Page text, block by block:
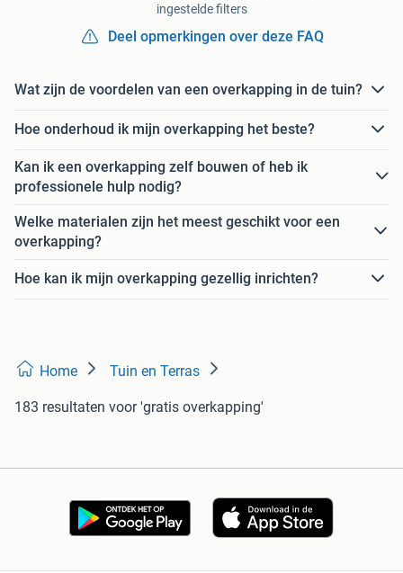
ingestelde filters
Deel opmerkingen over deze FAQ
Wat zijn de voordelen van een overkapping in de tuin?
Hoe onderhoud ik mijn overkapping het beste?
Kan ik een overkapping zelf bouwen of heb ik
professionele hulp nodig?
Welke materialen zijn het meest geschikt voor een
overkapping?
Hoe kan ik mijn overkapping gezellig inrichten?
Home Tuin en Terras
183 resultaten voor 'gratis overkapping'